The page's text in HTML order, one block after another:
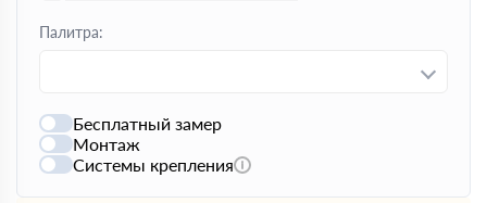
Палитра:
Бесплатный замер
Монтаж
Системы крепления